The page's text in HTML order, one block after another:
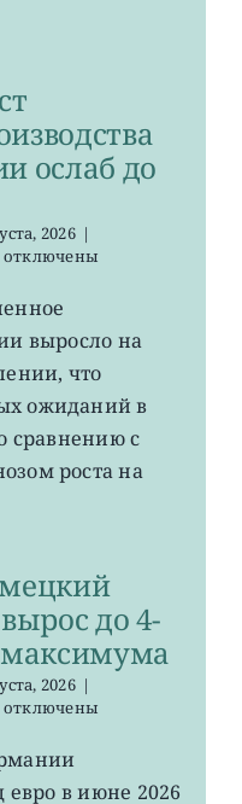
ослаб до
2026 |
рост
отключены
выросло на
что
ожиданий в
сравнению с
роста на
до 4-
максимума
2026 |
отключены
евро в июне 2026